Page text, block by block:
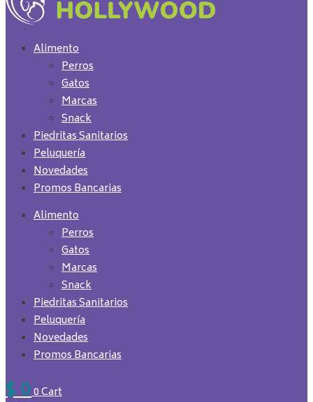
Alimento
Perros
Gatos
Marcas
Snack
Piedritas Sanitarios
Peluquería
Novedades
Promos Bancarias
Alimento
Perros
Gatos
Marcas
Snack
Piedritas Sanitarios
Peluquería
Novedades
Promos Bancarias
$00Cart